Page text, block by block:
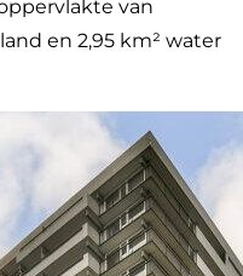
van
en 2,95 km² water